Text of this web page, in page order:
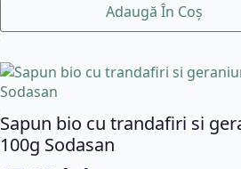
Adaugă În Coș
Sapun bio cu trandafiri si
100g Sodasan